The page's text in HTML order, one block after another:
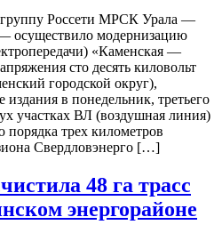
группу Россети МРСК Урала —
осуществило модернизацию
«Каменская —
сто десять киловольт
городской округ),
в понедельник, третьего
участках ВЛ (воздушная линия)
трех километров
Свердловэнерго […]
48 га трасс
энергорайоне